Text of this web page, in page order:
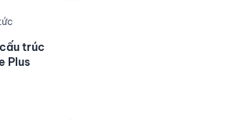
trúc
Plus